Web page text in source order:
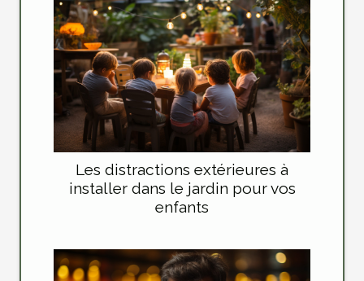
Les distractions extérieures à
installer dans le jardin pour vos
enfants